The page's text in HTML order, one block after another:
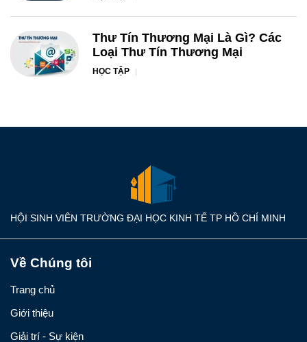
Thư Tín Thương Mại Là Gì? Các
Loại Thư Tín Thương Mại
HỌC TẬP
HỘI SINH VIÊN TRƯỜNG ĐẠI HỌC KINH TẾ TP HỒ CHÍ MINH
Về Chúng tôi
Trang chủ
Giới thiệu
Giải trí - Sự kiện